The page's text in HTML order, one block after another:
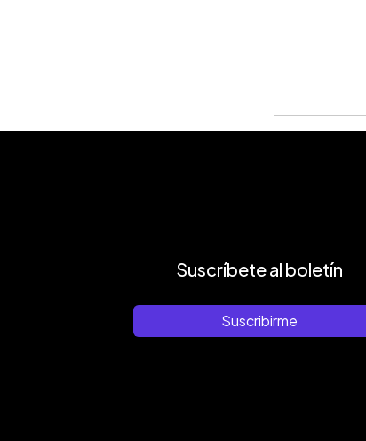
Suscríbete al boletín
Suscribirme